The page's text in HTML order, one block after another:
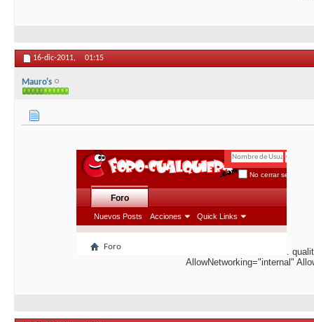
16-dic-2011, 01:15
Mauro's
.
AllowNetworking="internal"